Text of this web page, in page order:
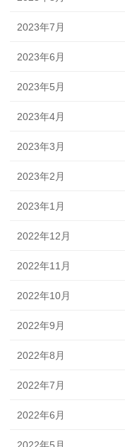
2023年7月
2023年6月
2023年5月
2023年4月
2023年3月
2023年2月
2023年1月
2022年12月
2022年11月
2022年10月
2022年9月
2022年8月
2022年7月
2022年6月